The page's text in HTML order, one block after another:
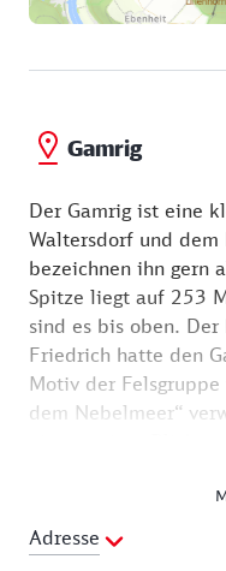
Gamrig
Der Gamrig ist eine
Waltersdorf und
bezeichnen ihn gern
Spitze liegt auf 253
sind es bis oben.
Friedrich hatte den
Motiv der
dem Nebelmeer“
einen weiten Blick
Bastei und auf das
kurz in die
der Rathener Straße
Diese Höhle entstand
Adresse